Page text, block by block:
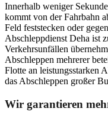
Innerhalb weniger
kommt von der Fahrbahn
Feld feststecken oder
Abschleppdienst Deha ist
Verkehrsunfällen
Abschleppen mehrerer
Flotte an leistungsstarken
das Abschleppen großer
Wir garantieren